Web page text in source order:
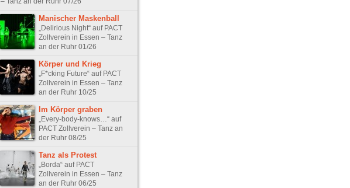
Manischer Maskenball
„Delirious Night“ auf PACT
Zollverein in Essen – Tanz
an der Ruhr 01/26
Körper und Krieg
„F*cking Future“ auf PACT
Zollverein in Essen – Tanz
an der Ruhr 10/25
Im Körper graben
„Every-body-knows…“ auf
PACT Zollverein – Tanz an
der Ruhr 08/25
Tanz als Protest
„Borda“ auf PACT
Zollverein in Essen – Tanz
an der Ruhr 06/25